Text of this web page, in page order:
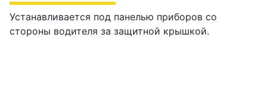
Устанавливается под панелью приборов со
стороны водителя за защитной крышкой.